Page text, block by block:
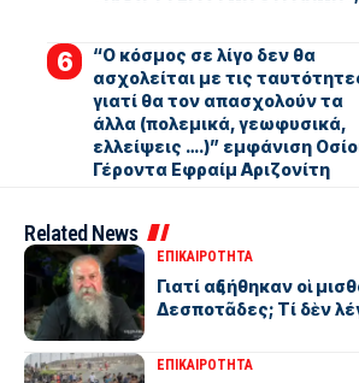
“Ο κόσμος σε λίγο δεν θα
ασχολείται με τις
γιατί θα τον απασχολούν τα
άλλα (πολεμικά, γεωφυσικά,
ελλείψεις ….)” εμφάνιση
Γέροντα Εφραίμ Αριζονίτη
Related News
ΕΠΙΚΑΙΡΟΤΗΤΑ
Γιατί αὐξήθηκαν οἱ
Δεσποτᾶδες; Τί δὲν
ΕΠΙΚΑΙΡΟΤΗΤΑ